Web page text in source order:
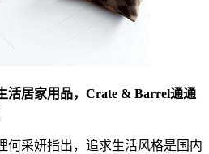
活居家用品，Crate & Barrel通通
采妍指出，追求生活风格是国内